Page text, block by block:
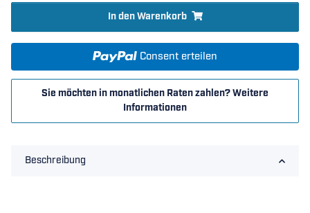
In den Warenkorb
Consent erteilen
Sie möchten in monatlichen Raten zahlen?Weitere
Informationen
Beschreibung